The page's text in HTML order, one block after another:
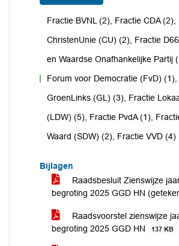
Fractie BVNL (2), Fractie CDA (2),
ChristenUnie (CU) (2), Fractie
en Waardse Onafhankelijke Partij
Forum voor Democratie (FvD)
GroenLinks (GL) (3), Fractie
(LDW) (5), Fractie PvdA (1),
Waard (SDW) (2), Fractie VVD (4)
Bijlagen
Raadsbesluit Zienswijze
begroting 2025 GGD HN
Raadsvoorstel zienswijze
begroting 2025 GGD HN
137 KB